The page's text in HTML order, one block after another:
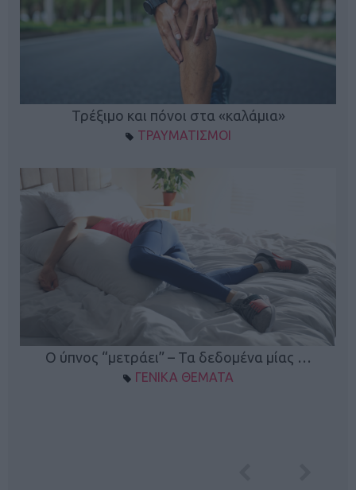
Τρέξιμο και πόνοι στα «καλάμια»
ΤΡΑΥΜΑΤΙΣΜΟΙ
Ο ύπνος “μετράει” – Τα δεδομένα μίας …
ΓΕΝΙΚΑ ΘΕΜΑΤΑ